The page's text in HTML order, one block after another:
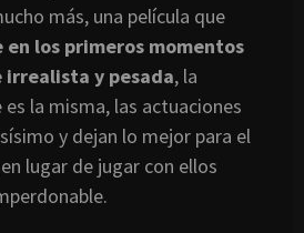
más, una película que
los primeros momentos
irrealista y pesada, la
la misma, las actuaciones
y dejan lo mejor para el
lugar de jugar con ellos